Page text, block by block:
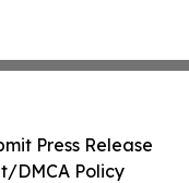
Press Release
DMCA Policy